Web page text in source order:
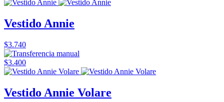
Vestido Annie
$3.740
$3.400
Vestido Annie Volare